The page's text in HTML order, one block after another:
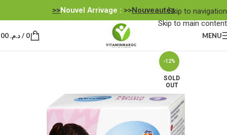
Skip to navigation
Skip to main content
Nouvel Arrivage : >>Nouveautés<<
MENU
0
/د.م.
-12%
SOLD
OUT